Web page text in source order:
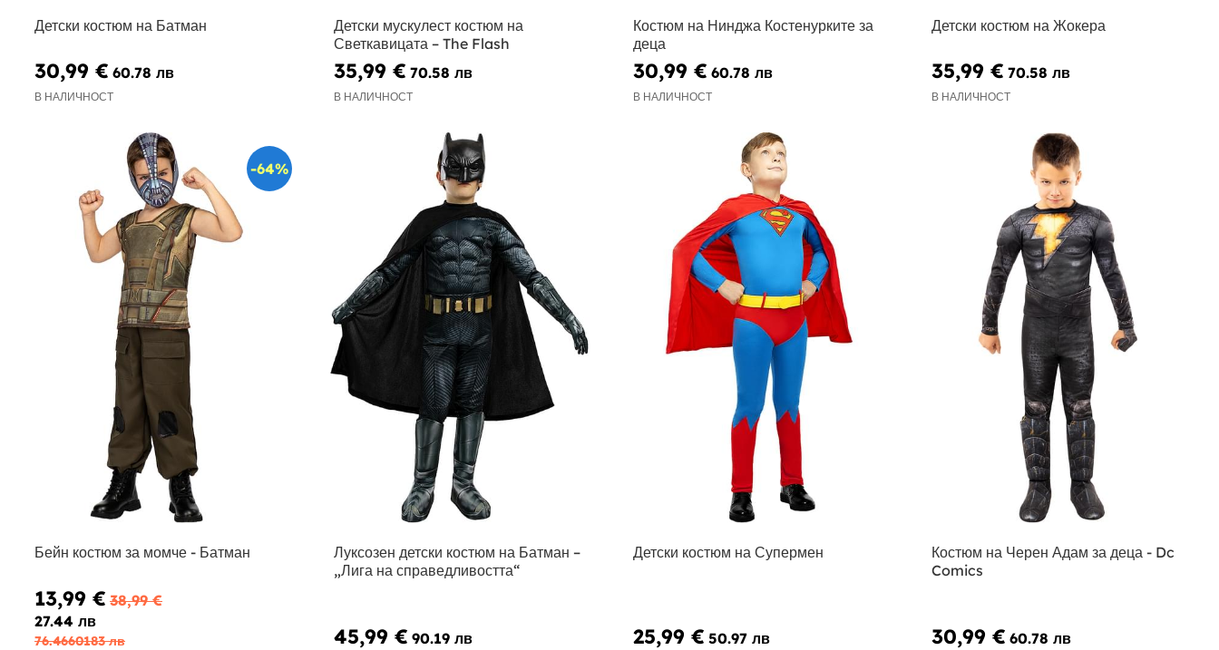
Детски костюм на Батман
30,99 € 60.78 лв
В НАЛИЧНОСТ
Детски мускулест костюм на
Светкавицата – The Flash
35,99 € 70.58 лв
В НАЛИЧНОСТ
Костюм на Нинджа Костенурките за
деца
30,99 € 60.78 лв
В НАЛИЧНОСТ
Детски костюм на Жокера
35,99 € 70.58 лв
В НАЛИЧНОСТ
-64%
Бейн костюм за момче - Батман
13,99 € 38,99 €
27.44 лв
76.4660183 лв
Луксозен детски костюм на Батман –
„Лига на справедливостта“
45,99 € 90.19 лв
Детски костюм на Супермен
25,99 € 50.97 лв
Костюм на Черен Адам за деца - Dc
Comics
30,99 € 60.78 лв